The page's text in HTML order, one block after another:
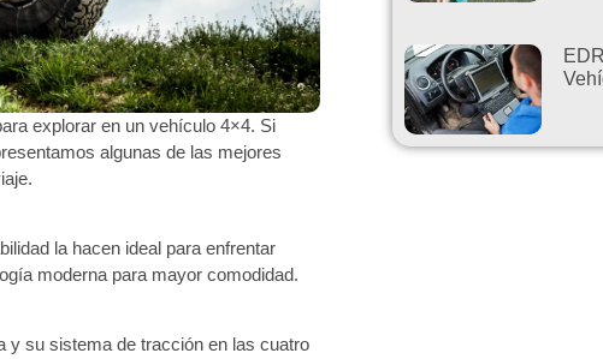
explorar en un vehículo 4×4. Si
algunas de las mejores
la hacen ideal para enfrentar
moderna para mayor comodidad.
y su sistema de tracción en las cuatro